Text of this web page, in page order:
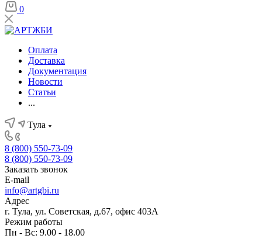
0
Оплата
Доставка
Документация
Новости
Статьи
...
Тула
8 (800) 550-73-09
8 (800) 550-73-09
Заказать звонок
E-mail
info@artgbi.ru
Адрес
г. Тула, ул. Советская, д.67, офис 403А
Режим работы
Пн - Вс: 9.00 - 18.00